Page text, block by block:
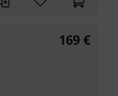
169 €